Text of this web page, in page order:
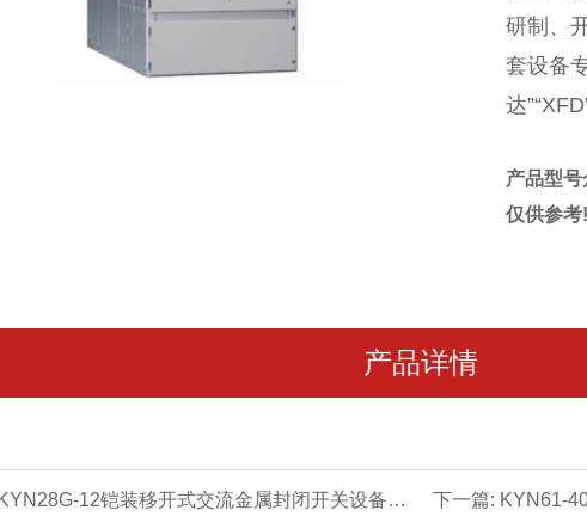
研制、
套设备
达”
产品型
仅供参考!
产品详情
KYN28G-12铠装移开式交流金属封闭开关设备柜
下一篇: KYN61-